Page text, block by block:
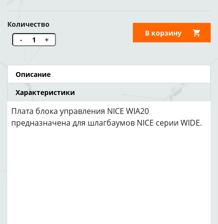
Количество
-
+
В корзину
Описание
Характеристики
Плата блока управления NICE WIA20
предназначена для шлагбаумов NICE серии WIDE.